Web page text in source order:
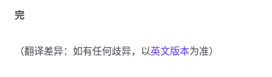
完
（翻译差异：如有任何歧异，以英文版本为准）